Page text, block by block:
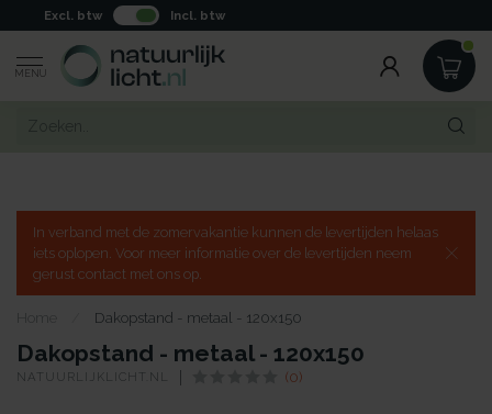
Excl. btw Incl. btw
MENU
In verband met de zomervakantie kunnen de levertijden helaas
iets oplopen. Voor meer informatie over de levertijden neem
gerust contact met ons op.
Home Dakopstand - metaal - 120x150
Dakopstand - metaal - 120x150
NATUURLIJKLICHT.NL (0)